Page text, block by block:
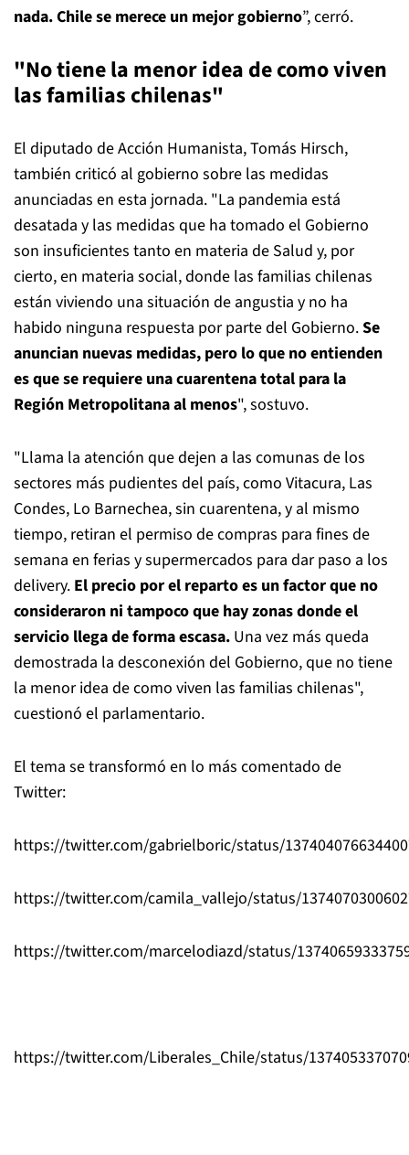
nada. Chile se merece un mejor gobierno”, cerró.
"No tiene la menor idea de como viven
las familias chilenas"
El diputado de Acción Humanista, Tomás Hirsch,
también criticó al gobierno sobre las medidas
anunciadas en esta jornada. "La pandemia está
desatada y las medidas que ha tomado el Gobierno
son insuficientes tanto en materia de Salud y, por
cierto, en materia social, donde las familias chilenas
están viviendo una situación de angustia y no ha
habido ninguna respuesta por parte del Gobierno.Se
anuncian nuevas medidas, pero lo que no entienden
es que se requiere una cuarentena total para la
Región Metropolitana al menos", sostuvo.
"Llama la atención que dejen a las comunas de los
sectores más pudientes del país, como Vitacura, Las
Condes, Lo Barnechea, sin cuarentena, y al mismo
tiempo, retiran el permiso de compras para fines de
semana en ferias y supermercados para dar paso a los
delivery. El precio por el reparto es un factor que no
consideraron ni tampoco que hay zonas donde el
servicio llega de forma escasa. Una vez más queda
demostrada la desconexión del Gobierno, que no tiene
la menor idea de como viven las familias chilenas",
cuestionó el parlamentario.
El tema se transformó en lo más comentado de
Twitter:
https://twitter.com/gabrielboric/status/
https://twitter.com/camila_vallejo/status/
https://twitter.com/marcelodiazd/status/
https://twitter.com/Liberales_Chile/status/